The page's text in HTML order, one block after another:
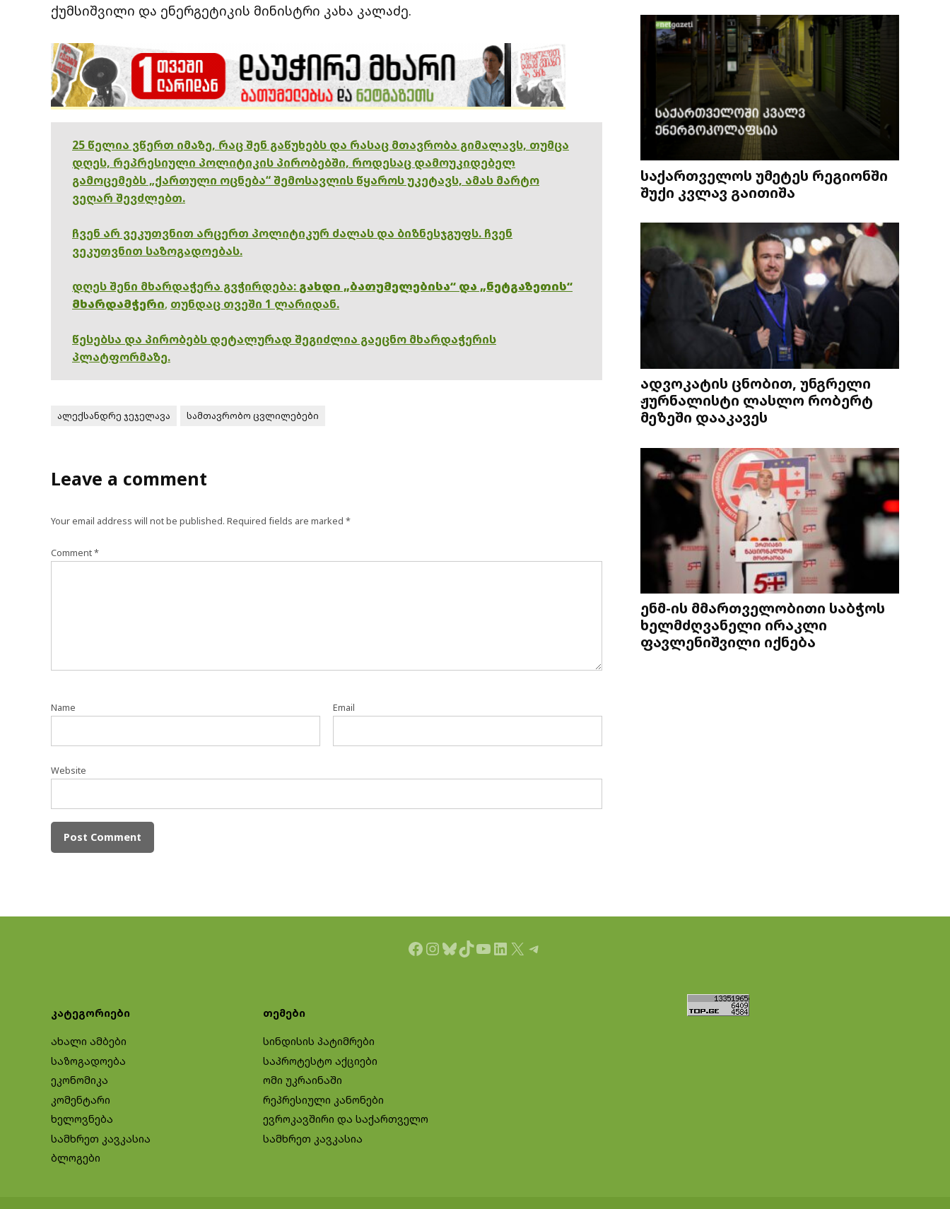
ქუმსიშვილი და ენერგეტიკის მინისტრი კახა კალაძე.
25 წელია ვწერთ იმაზე, რაც შენ გაწუხებს და რასაც მთავრობა გიმალავს, თუმცა
დღეს, რეპრესიული პოლიტიკის პირობებში, როდესაც დამოუკიდებელ
გამოცემებს „ქართული ოცნება“ შემოსავლის წყაროს უკეტავს, ამას მარტო
ვეღარ შევძლებთ.
ჩვენ არ ვეკუთვნით არცერთ პოლიტიკურ ძალას და ბიზნესჯგუფს. ჩვენ
ვეკუთვნით საზოგადოებას.
დღეს შენი მხარდაჭერა გვჭირდება: გახდი „ბათუმელებისა“ და „ნეტგაზეთის“
მხარდამჭერი, თუნდაც თვეში 1 ლარიდან.
წესებსა და პირობებს დეტალურად შეგიძლია გაეცნო მხარდაჭერის
პლატფორმაზე.
ალექსანდრე ჯეჯელავა სამთავრობო ცვლილებები
Leave a comment
Your email address will not be published. Required fields are marked *
Comment*
Name Email
Website
საქართველოს უმეტეს რეგიონში
შუქი კვლავ გაითიშა
ადვოკატის ცნობით, უნგრელი
ჟურნალისტი ლასლო რობერტ
მეზეში დააკავეს
ენმ-ის მმართველობითი საბჭოს
ხელმძღვანელი ირაკლი
ფავლენიშვილი იქნება
Facebook
Instagram
Bluesky
TikTok
YouTube
LinkedIn
X Telegram
კატეგორიები
ახალი ამბები
საზოგადოება
ეკონომიკა
კომენტარი
ხელოვნება
სამხრეთ კავკასია
ბლოგები
თემები
სინდისის პატიმრები
საპროტესტო აქციები
ომი უკრაინაში
რეპრესიული კანონები
ევროკავშირი და საქართველო
სამხრეთ კავკასია